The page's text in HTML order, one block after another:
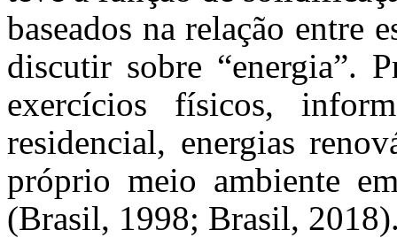
baseados na relação entre
discutir sobre “energia”.
exercícios físicos,
residencial, energias
próprio meio ambiente
(Brasil, 1998; Brasil,